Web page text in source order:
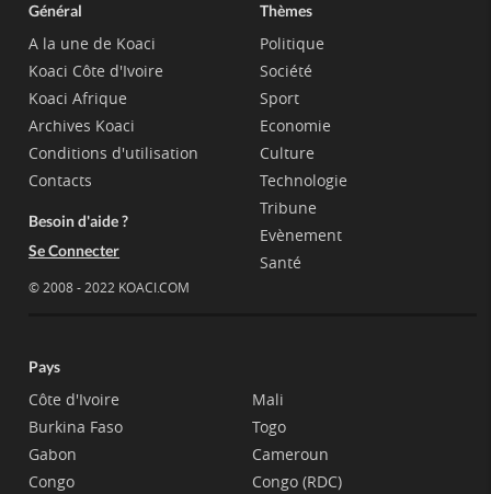
Général
A la une de Koaci
Koaci Côte d'Ivoire
Koaci Afrique
Archives Koaci
Conditions d'utilisation
Contacts
Besoin d'aide ?
Se Connecter
© 2008 - 2022 KOACI.COM
Thèmes
Politique
Société
Sport
Economie
Culture
Technologie
Tribune
Evènement
Santé
Pays
Côte d'Ivoire
Burkina Faso
Gabon
Congo
Mali
Togo
Cameroun
Congo (RDC)